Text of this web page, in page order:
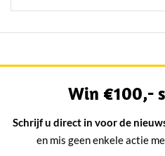
Win €100,-
Schrijf u direct in voor de
en mis geen enkele actie